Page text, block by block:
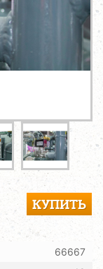
КУПИТЬ
66667